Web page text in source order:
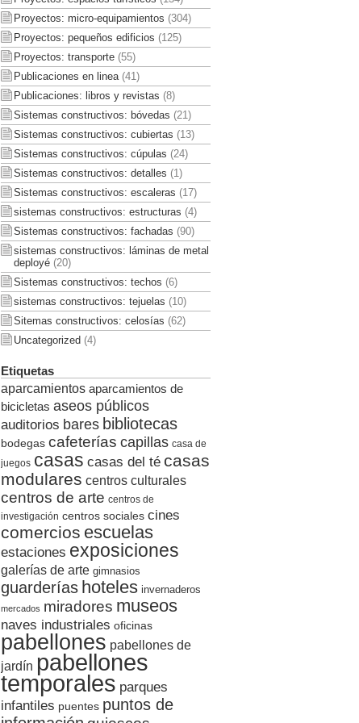
Proyectos: micro-equipamientos (304)
Proyectos: pequeños edificios (125)
Proyectos: transporte(55)
Publicaciones en linea(41)
Publicaciones: libros y revistas (8)
Sistemas constructivos: bóvedas (21)
Sistemas constructivos: cubiertas (13)
Sistemas constructivos: cúpulas (24)
Sistemas constructivos: detalles (1)
Sistemas constructivos: escaleras (17)
sistemas constructivos: estructuras (4)
Sistemas constructivos: fachadas (90)
sistemas constructivos: láminas de metal
deployé(20)
Sistemas constructivos: techos (6)
sistemas constructivos: tejuelas (10)
Sitemas constructivos: celosías (62)
Uncategorized (4)
Etiquetas
aparcamientos aparcamientos de
bicicletas aseos públicos
auditorios bares bibliotecas
bodegas cafeterías capillas casa de
juegos casas casas del té casas
modulares centros culturales
centros de arte centros de
investigación centros sociales cines
comercios escuelas
estaciones exposiciones
galerías de arte gimnasios
guarderías hoteles invernaderos
mercados miradores museos
naves industriales oficinas
pabellones pabellones de
jardín pabellones
temporales parques
infantiles puentes puntos de